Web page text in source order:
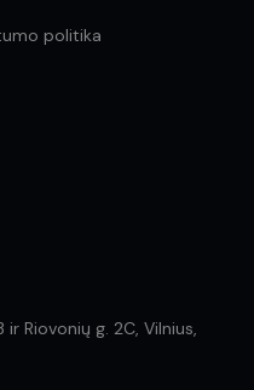
politika
ir Riovonių g. 2C, Vilnius,